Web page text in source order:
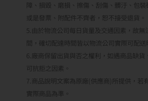
障、損毀、磨損、擦傷、刮傷、髒汙、包裝
或是發票、附配件不齊者，恕不接受退貨。
5.由於物流公司每日貨量及交通因素，故無
間，確切配達時間皆以物流公司實際可配送
6.廠商保留出貨與否之權利，如遇商品缺貨
可抗拒之因素。
7.商品說明文案為原廠(供應商)所提供，若
實際商品為準。